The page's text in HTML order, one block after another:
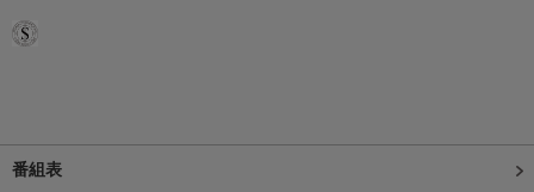
番組表